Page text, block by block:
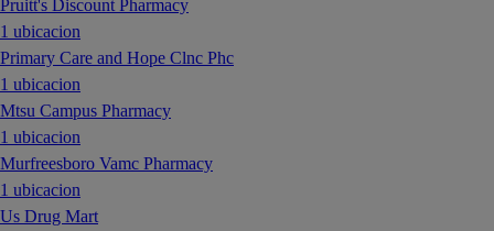
Pruitt's Discount Pharmacy
1 ubicacion
Primary Care and Hope Clnc Phc
1 ubicacion
Mtsu Campus Pharmacy
1 ubicacion
Murfreesboro Vamc Pharmacy
1 ubicacion
Us Drug Mart